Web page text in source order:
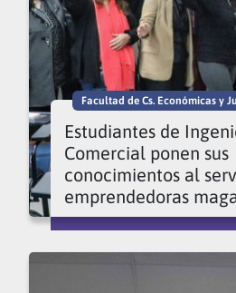
Facultad de Cs. Económicas y
Estudiantes de
Comercial ponen sus
conocimientos al
emprendedoras